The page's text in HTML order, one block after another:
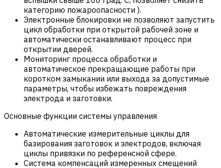
категорию пожароопасности ).
Электронные блокировки не позволяют запустить
цикл обработки при открытой рабочей зоне и
автоматически останавливают процесс при
открытии дверей.
Мониторинг процесса обработки и
автоматическое прекращающие работы при
коротком замыкании или выхода за допустимые
параметры, чтобы избежать повреждения
электрода и заготовки.
Основные функции системы управления
Автоматические измерительные циклы для
базирования заготовок и электродов, включая
циклы привязки по референсной сфере.
Система компенсаций измеренных смещений